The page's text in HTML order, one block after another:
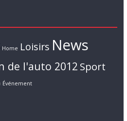
Home Loisirs News
de l'auto 2012 Sport
Événement